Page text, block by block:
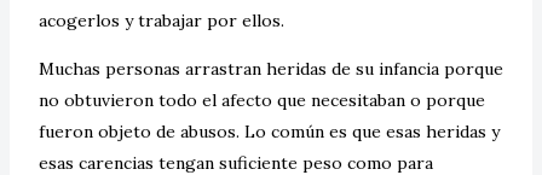
acogerlos y trabajar por ellos.
Muchas personas arrastran heridas de su infancia porque
no obtuvieron todo el afecto que necesitaban o porque
fueron objeto de abusos. Lo común es que esas heridas y
esas carencias tengan suficiente peso como para